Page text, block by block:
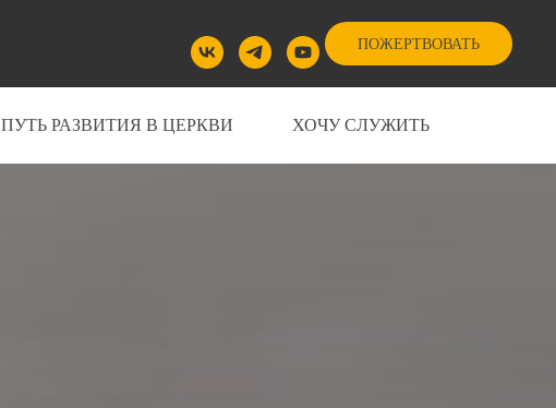
ПОЖЕРТВОВАТЬ
ПУТЬ РАЗВИТИЯ В ЦЕРКВИ ХОЧУ СЛУЖИТЬ